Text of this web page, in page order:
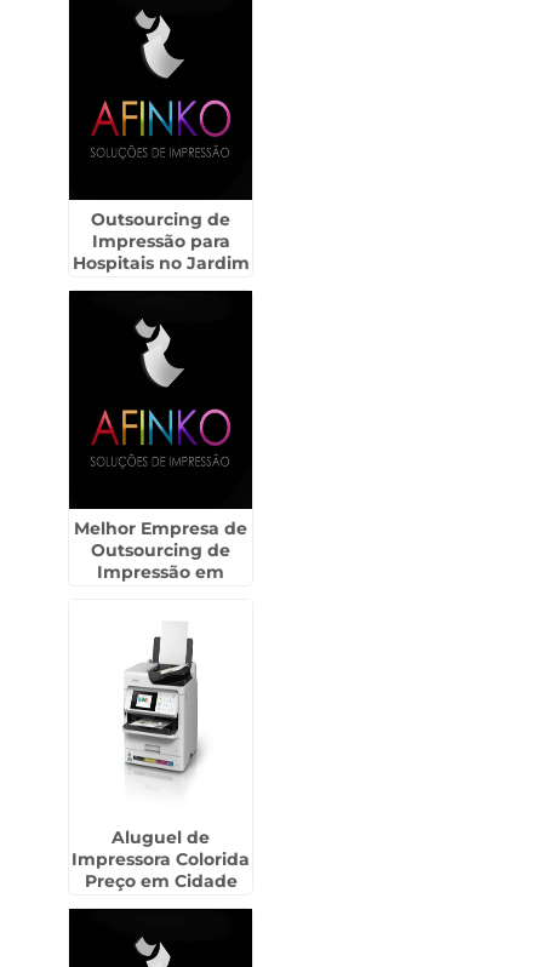
Outsourcing de
Impressão para
Hospitais no Jardim
Melhor Empresa de
Outsourcing de
Impressão em
Aluguel de
Impressora Colorida
Preço em Cidade